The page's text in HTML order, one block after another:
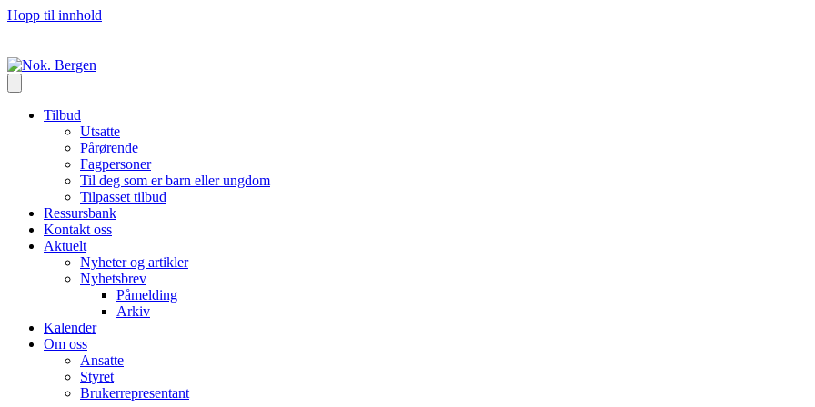
Hopp til innhold
Tilbud
Utsatte
Pårørende
Fagpersoner
Til deg som er barn eller ungdom
Tilpasset tilbud
Ressursbank
Kontakt oss
Aktuelt
Nyheter og artikler
Nyhetsbrev
Påmelding
Arkiv
Kalender
Om oss
Ansatte
Styret
Brukerrepresentant